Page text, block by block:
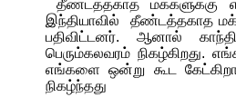
தீண்டத்தகாத மக்களுக்கு
இந்தியாவில்
தீண்டத்தகாத
பதிவிட்டனர். ஆனால்
பெரும்கலவரம் நிகழ்கிறது.
எங்களை ஒன்று கூட
நிகழ்ந்தது